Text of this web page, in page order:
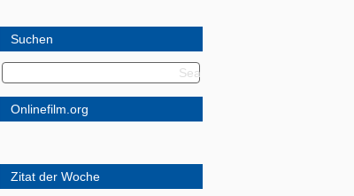
Suchen
Onlinefilm.org
Zitat der Woche